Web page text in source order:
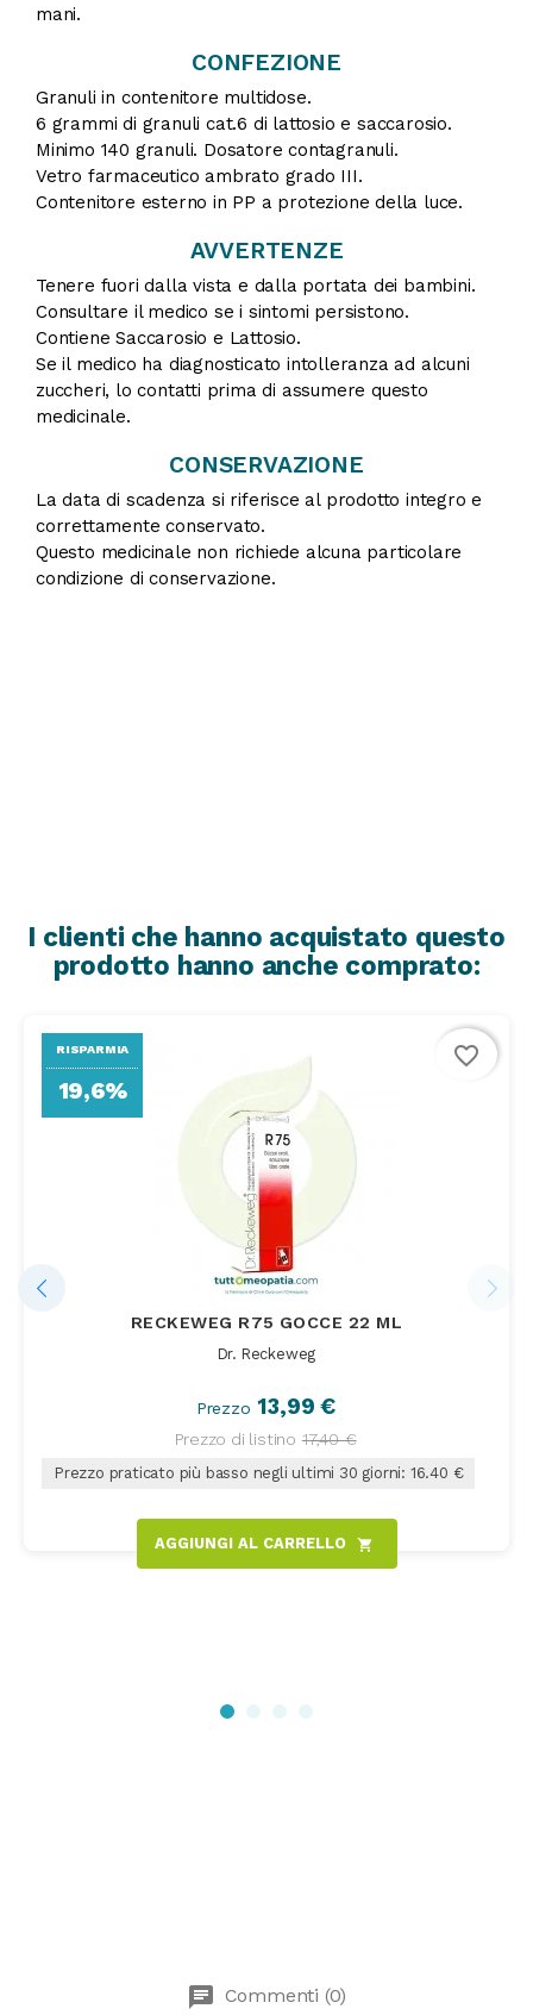
mani.
CONFEZIONE
Granuli in contenitore multidose.
6 grammi di granuli cat.6 di lattosio e saccarosio.
Minimo 140 granuli. Dosatore contagranuli.
Vetro farmaceutico ambrato grado III.
Contenitore esterno in PP a protezione della luce.
AVVERTENZE
Tenere fuori dalla vista e dalla portata dei bambini.
Consultare il medico se i sintomi persistono.
Contiene Saccarosio e Lattosio.
Se il medico ha diagnosticato intolleranza ad alcuni
zuccheri, lo contatti prima di assumere questo
medicinale.
CONSERVAZIONE
La data di scadenza si riferisce al prodotto integro e
correttamente conservato.
Questo medicinale non richiede alcuna particolare
condizione di conservazione.
I clienti che hanno acquistato questo
prodotto hanno anche comprato:
RECKEWEG R75 GOCCE 22 ML
Dr. Reckeweg
Prezzo 13,99 €
Prezzo di listino 17,40 €
Prezzo praticato più basso negli ultimi 30 giorni: 16.40 €
AGGIUNGI AL CARRELLO shopping_cart
RISPARMIA
19,6%
favorite_border
chat Commenti (0)